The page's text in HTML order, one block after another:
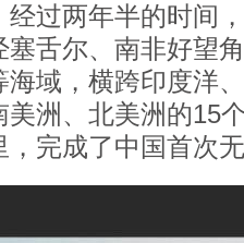
经过两年半的时间
舌尔、南非好望
域，横跨印度洋
美洲、北美洲的15
完成了中国首次